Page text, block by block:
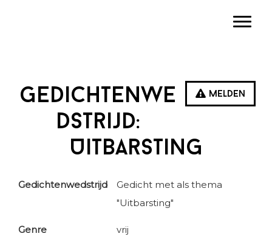
Melden
Gedichtenwe
dstrijd:
Uitbarsting
Gedichtenwedstrijd
Gedicht met als thema
"Uitbarsting"
Genre vrij